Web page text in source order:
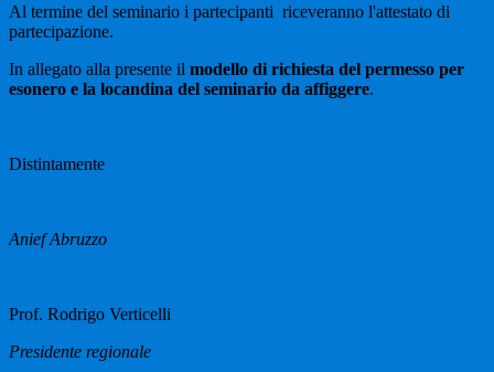
Al termine del seminario i partecipanti riceveranno l'attestato di
partecipazione.
In allegato alla presente il modello di richiesta del permesso per
esonero e la locandina del seminario da affiggere.
Distintamente
Anief Abruzzo
Prof. Rodrigo Verticelli
Presidente regionale